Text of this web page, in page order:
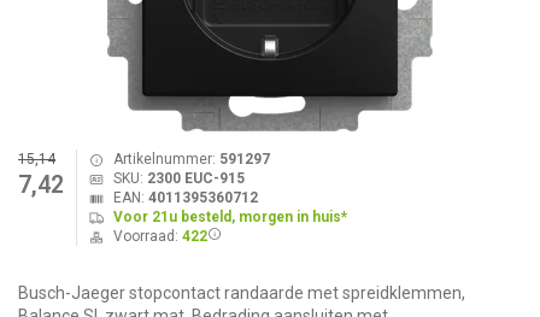
15,14
7,42
Artikelnummer: 591297
SKU: 2300 EUC-915
EAN: 4011395360712
Voor 21u besteld, morgen in huis*
Voorraad: 422
Busch-Jaeger stopcontact randaarde met spreidklemmen,